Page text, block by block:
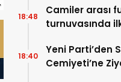
Camiler arası
turnuvasında
18:48
Yeni Parti’den
Cemiyeti’ne
18:40